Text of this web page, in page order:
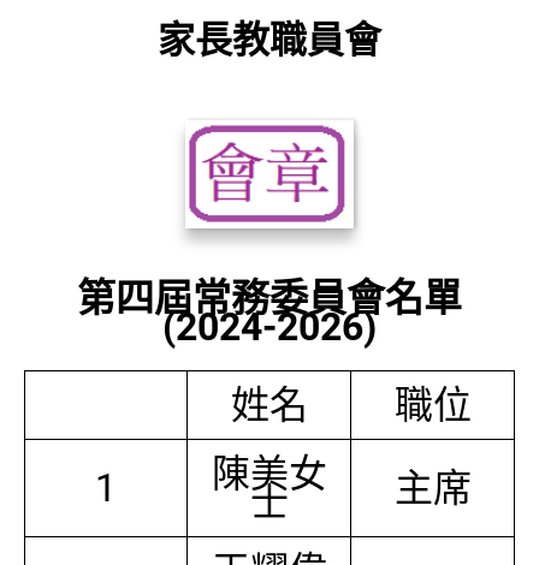
家長教職員會
第四屆常務委員會名單
(2024-2026)
姓名
職位
1
陳美女
士 主席